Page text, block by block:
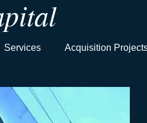
Services Acquisition